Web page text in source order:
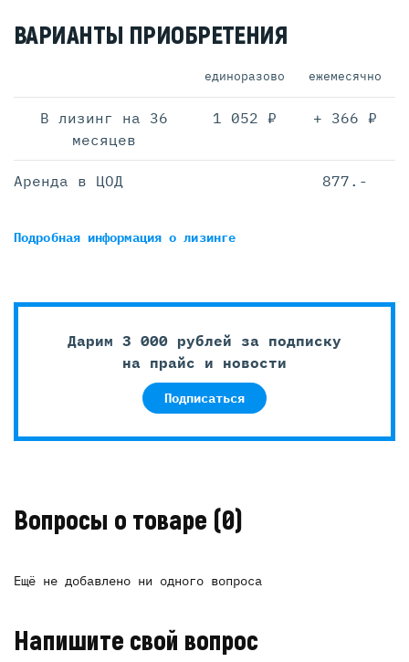
ВАРИАНТЫ ПРИОБРЕТЕНИЯ
единоразово ежемесячно
В лизинг на 36
месяцев
1 052 ₽ + 366 ₽
Аренда в ЦОД 877.-
Подробная информацияо лизинге
Дарим 3 000 рублей за подписку
на прайс и новости
Подписаться
Вопросы о товаре (0)
Ещё не добавлено ни одного вопроса
Напишите свой вопрос